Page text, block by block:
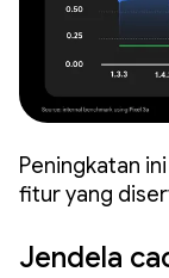
Peningkatan
fitur yang
Jendela